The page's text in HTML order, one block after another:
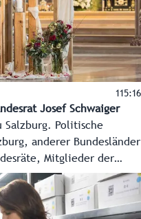
115:16
Josef Schwaiger
Salzburg. Politische
anderer Bundesländer
Mitglieder der
weitere Ehrengäste sowie
und nicht zuletzt
erwiesen